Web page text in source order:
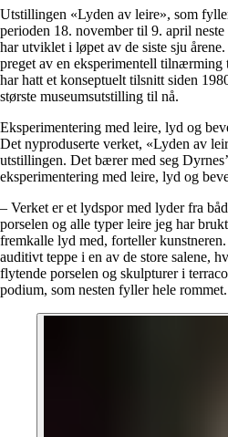
Utstillingen «Lyden av leire», som
perioden 18. november til 9. april
har utviklet i løpet av de siste sju
preget av en eksperimentell
har hatt et konseptuelt tilsnitt siden
største museumsutstilling til nå.
Eksperimentering med leire, lyd og
Det nyproduserte verket, «Lyden av
utstillingen. Det bærer med seg
eksperimentering med leire, lyd og
– Verket er et lydspor med lyder fra
porselen og alle typer leire jeg har
fremkalle lyd med, forteller
auditivt teppe i en av de store salene,
flytende porselen og skulpturer i
podium, som nesten fyller hele rommet.